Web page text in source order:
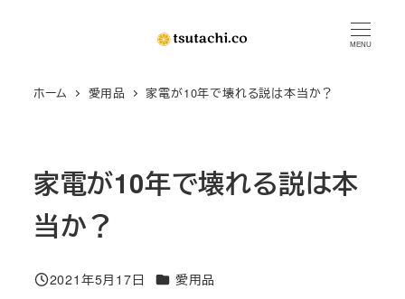
MENU
ホーム 愛用品 家電が10年で壊れる説は本当か？
家電が10年で壊れる説は本
当か？
投稿日
2021年5月17日 カテゴリー
愛用品